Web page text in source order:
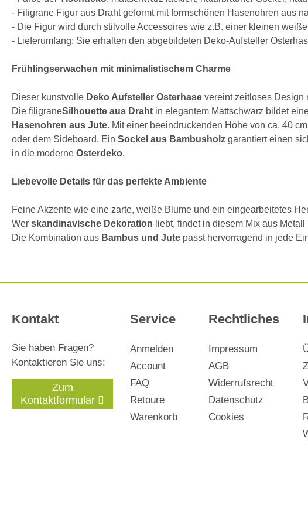
- Filigrane Figur aus Draht geformt mit formschönen Hasenohren aus
- Die Figur wird durch stilvolle Accessoires wie z.B. einer kleinen
- Lieferumfang: Sie erhalten den abgebildeten Deko-Aufsteller
Frühlingserwachen mit minimalistischem Charme
Dieser kunstvolle Deko Aufsteller Osterhase vereint zeitloses Design
Die filigraneSilhouette aus Draht in elegantem Mattschwarz bildet
Hasenohren aus Jute. Mit einer beeindruckenden Höhe von ca. 40
oder dem Sideboard. Ein Sockel aus Bambusholz garantiert einen
in die moderne Osterdeko.
Liebevolle Details für das perfekte Ambiente
Feine Akzente wie eine zarte, weiße Blume und ein eingearbeitetes
Wer skandinavische Dekoration liebt, findet in diesem Mix aus
Die Kombination aus Bambus und Jute passt hervorragend in jede
Kontakt
Sie haben Fragen?
Kontaktieren Sie uns:
Zum
Kontaktformular
Service
Anmelden
Account
FAQ
Retoure
Warenkorb
Rechtliches
Impressum
AGB
Widerrufsrecht
Datenschutz
Cookies